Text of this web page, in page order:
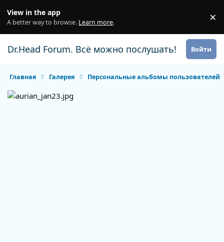
View in the app
A better way to browse. Learn more. ×
Dr.Head Forum. Всё можно послушать! Войти
Главная Галерея Персональные альбомы пользователей